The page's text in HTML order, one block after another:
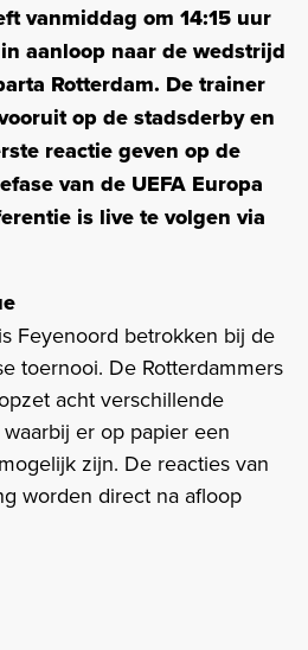
vanmiddag om 14:15 uur
aanloop naar de wedstrijd
Rotterdam. De trainer
op de stadsderby en
reactie geven op de
van de UEFA Europa
is live te volgen via
Feyenoord betrokken bij de
toernooi. De Rotterdammers
acht verschillende
er op papier een
zijn. De reacties van
worden direct na afloop